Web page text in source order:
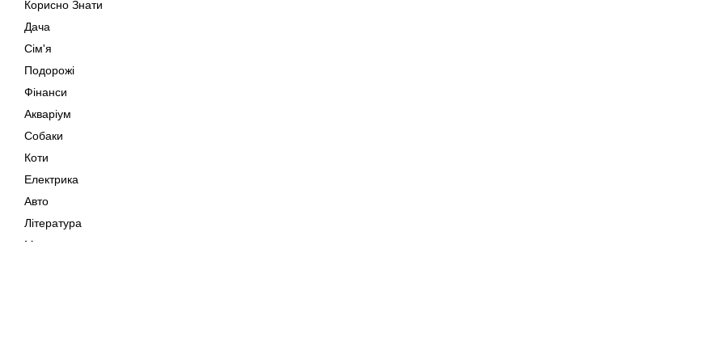
Корисно Знати
Дача
Сім'я
Подорожі
Фінанси
Акваріум
Собаки
Коти
Електрика
Авто
Література
Музика